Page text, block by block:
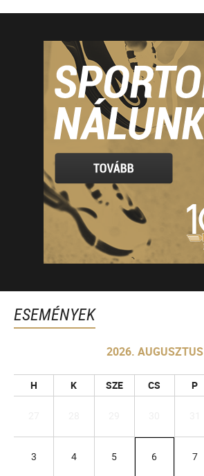
ESEMÉNYEK
2026. AUGUSZTUS
H K SZE CS P
3 4 5 6 7